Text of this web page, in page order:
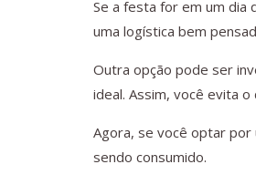
Se a festa for em um dia
uma logística bem
Outra opção pode ser
ideal. Assim, você evita o
Agora, se você optar
sendo consumido.